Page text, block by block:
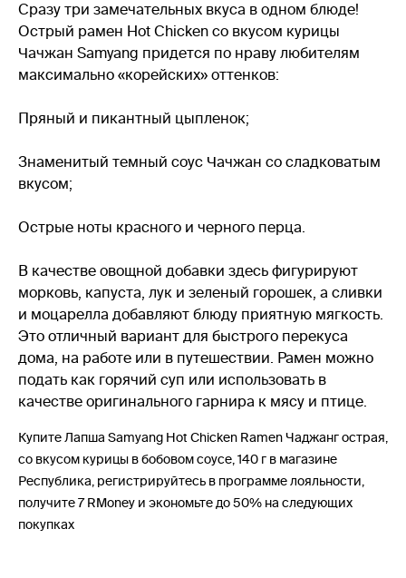
Сразу три замечательных вкуса в одном блюде!
Острый рамен Hot Chicken со вкусом курицы
Чачжан Samyang придется по нраву любителям
максимально «корейских» оттенков:
Пряный и пикантный цыпленок;
Знаменитый темный соус Чачжан со сладковатым
вкусом;
Острые ноты красного и черного перца.
В качестве овощной добавки здесь фигурируют
морковь, капуста, лук и зеленый горошек, а сливки
и моцарелла добавляют блюду приятную мягкость.
Это отличный вариант для быстрого перекуса
дома, на работе или в путешествии. Рамен можно
подать как горячий суп или использовать в
качестве оригинального гарнира к мясу и птице.
Купите Лапша Samyang Hot Chicken Ramen Чаджанг острая,
со вкусом курицы в бобовом соусе, 140 г в магазине
Республика, регистрируйтесь в программе лояльности,
получите 7 RMoney и экономьте до 50% на следующих
покупках